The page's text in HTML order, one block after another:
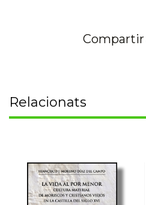
Compartir
Relacionats